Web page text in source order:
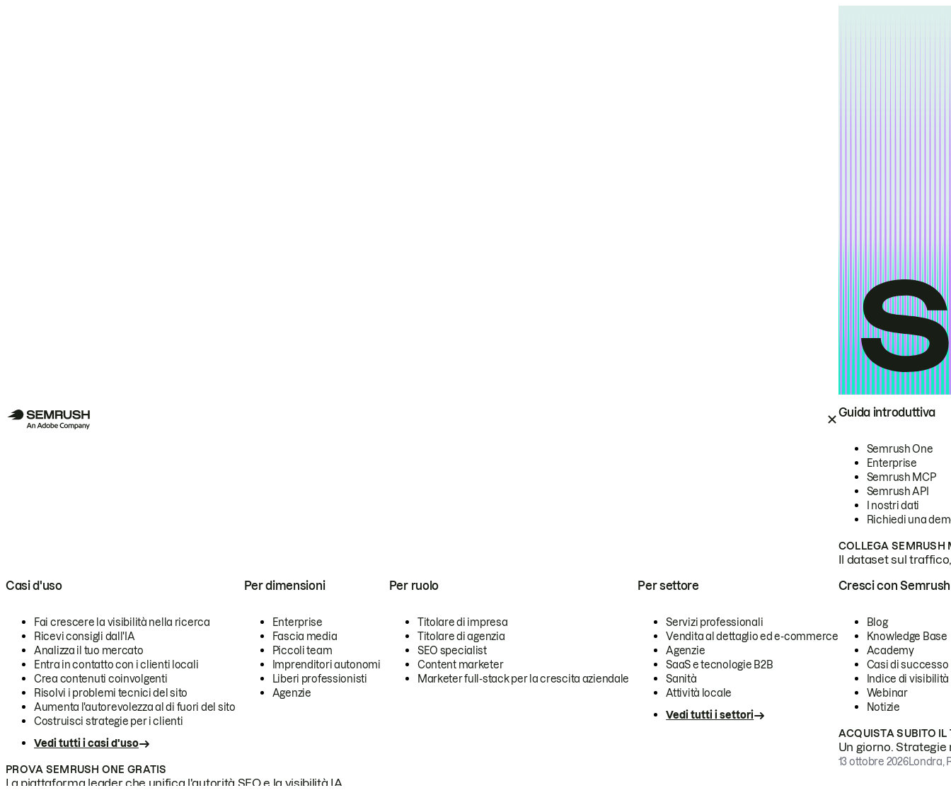
Guida introduttiva
Semrush One
Enterprise
Semrush MCP
Semrush API
I nostri dati
Richiedi una
COLLEGA SEMRUSH
Il dataset sul
Casi d'uso
Fai crescere la visibilità nella ricerca
Ricevi consigli dall'IA
Analizza il tuo mercato
Entra in contatto con i clienti locali
Crea contenuti coinvolgenti
Risolvi i problemi tecnici del sito
Aumenta l'autorevolezza al di fuori del sito
Costruisci strategie per i clienti
Vedi tutti i casi d'uso
Per dimensioni
Enterprise
Fascia media
Piccoli team
Imprenditori autonomi
Liberi professionisti
Agenzie
Per ruolo
Titolare di impresa
Titolare di agenzia
SEO specialist
Content marketer
Marketer full-stack per la crescita aziendale
Per settore
Servizi professionali
Vendita al dettaglio ed e-commerce
Agenzie
SaaS e tecnologie B2B
Sanità
Attività locale
Vedi tutti i settori
PROVA SEMRUSH ONE GRATIS
La piattaforma leader che unifica l'autorità SEO e la visibilità IA.
Cresci con Semrush
Blog
Knowledge Base
Academy
Casi di successo
Indice di visibilità
Webinar
Notizie
ACQUISTA SUBITO IL
Un giorno.
13 ottobre 2026Londra,